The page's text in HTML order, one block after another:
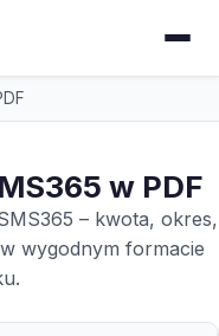
w PDF
– kwota, okres,
wygodnym formacie